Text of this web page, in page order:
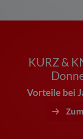
KURZ &
Vorteile bei